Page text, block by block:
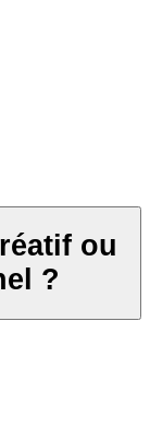
ou
?